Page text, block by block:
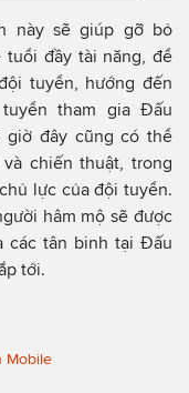
này sẽ giúp gỡ bỏ
tuổi đầy tài năng, để
tuyển, hướng đến
tham gia Đấu
giờ đây cũng có thể
chiến thuật, trong
lực của đội tuyển.
hâm mộ sẽ được
các tân binh tại Đấu
tới.
Mobile